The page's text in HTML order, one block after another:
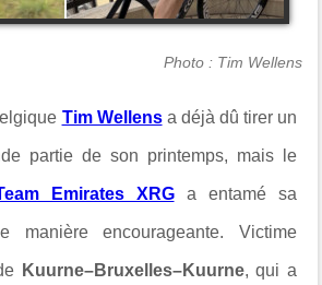
Photo : Tim Wellens
Tim Wellens a déjà dû tirer un
partie de son printemps, mais le
Emirates XRGa entamé sa
manière encourageante. Victime
Kuurne–Bruxelles–Kuurne, qui a